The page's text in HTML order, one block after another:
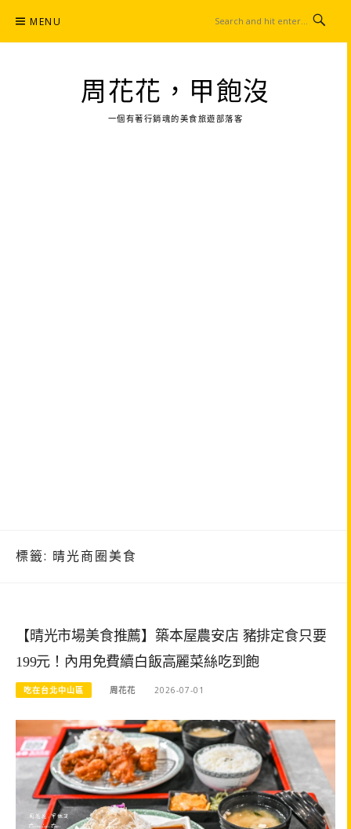
content
MENU
周花花，甲飽沒
一個有著行銷魂的美食旅遊部落客
標籤: 晴光商圈美食
【晴光市場美食推薦】築本屋農安店 豬排定食只要
199元！內用免費續白飯高麗菜絲吃到飽
吃在台北中山區 周花花 2026-07-01